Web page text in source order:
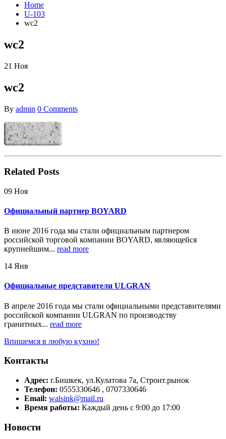
Home
U-103
wc2
wc2
21 Ноя
wc2
By admin 0 Comments
Related Posts
09 Ноя
Официальный партнер BOYARD
В июне 2016 года мы стали официальным партнером
российской торговой компании BOYARD, являющейся
крупнейшим... read more
14 Янв
Официальные представители ULGRAN
В апреле 2016 года мы стали официальными представителями
российской компании ULGRAN по производству
гранитных... read more
Впишемся в любую кухню!
Контакты
Адрес: г.Бишкек, ул.Кулатова 7а, Строит.рынок
Телефон: 0555330646 , 0707330646
Email: walsink@mail.ru
Время работы: Каждый день с 9:00 до 17:00
Новости